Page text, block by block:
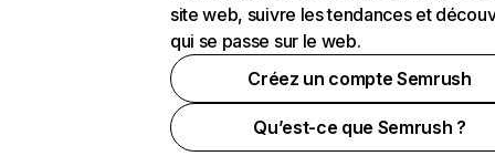
site web, suivre les tendances et
qui se passe sur le web.
Créez un compte Semrush
Qu’est-ce que Semrush ?